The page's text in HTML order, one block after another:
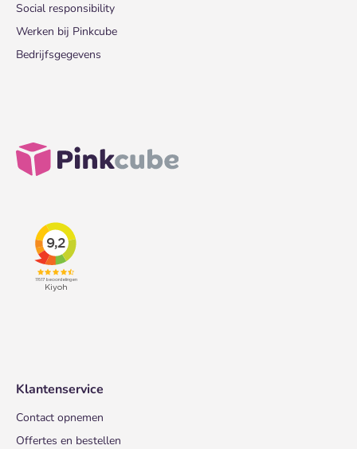
Social responsibility
Werken bij Pinkcube
Bedrijfsgegevens
Klantenservice
Contact opnemen
Offertes en bestellen